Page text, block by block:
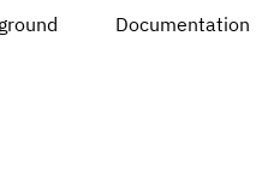
Documentation